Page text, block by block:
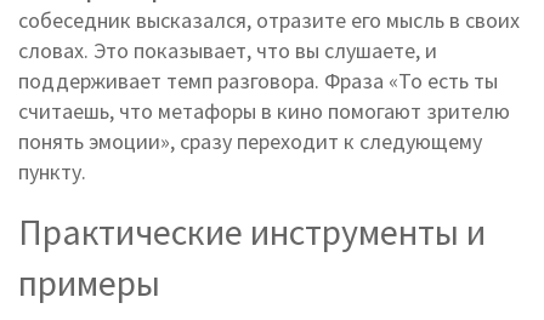
собеседник высказался, отразите его мысль в своих
словах. Это показывает, что вы слушаете, и
поддерживает темп разговора. Фраза «То есть ты
считаешь, что метафоры в кино помогают зрителю
понять эмоции», сразу переходит к следующему
пункту.
Практические инструменты и
примеры